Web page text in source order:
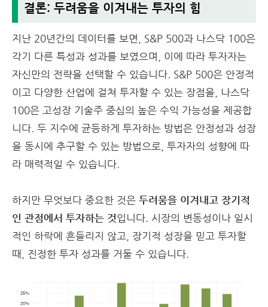
결론: 두려움을 이겨내는 투자의 힘
지난 20년간의 데이터를 보면, S&P 500과 나스닥 100은
각기 다른 특성과 성과를 보였으며, 이에 따라 투자자는
자신만의 전략을 선택할 수 있습니다. S&P 500은 안정적
이고 다양한 산업에 걸쳐 투자할 수 있는 장점을, 나스닥
100은 고성장 기술주 중심의 높은 수익 가능성을 제공합
니다. 두 지수에 균등하게 투자하는 방법은 안정성과 성장
을 동시에 추구할 수 있는 방법으로, 투자자의 성향에 따
라 매력적일 수 있습니다.
하지만 무엇보다 중요한 것은 두려움을 이겨내고 장기적
인 관점에서 투자하는 것입니다. 시장의 변동성이나 일시
적인 하락에 흔들리지 않고, 장기적 성장을 믿고 투자할
때, 진정한 투자 성과를 거둘 수 있습니다.